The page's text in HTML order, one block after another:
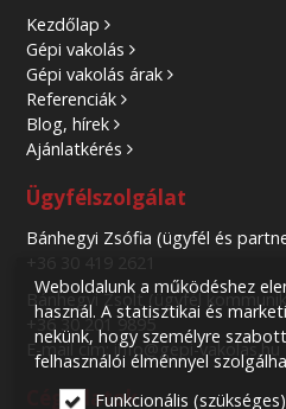
Kezdőlap
Gépi vakolás
Gépi vakolás árak
Referenciák
Blog, hírek
Ajánlatkérés
Ügyfélszolgálat
Bánhegyi Zsófia (ügyfél és
Bánhegyi Zsolt (ügyfél
+36 30 201 9895
E-mail cím: info@gepi-vakolas.hu
Cégadatok
Weboldalunk a működéshez
használ. A statisztikai és
nekünk, hogy személyre
felhasználói élménnyel
Funkcionális (szükséges)